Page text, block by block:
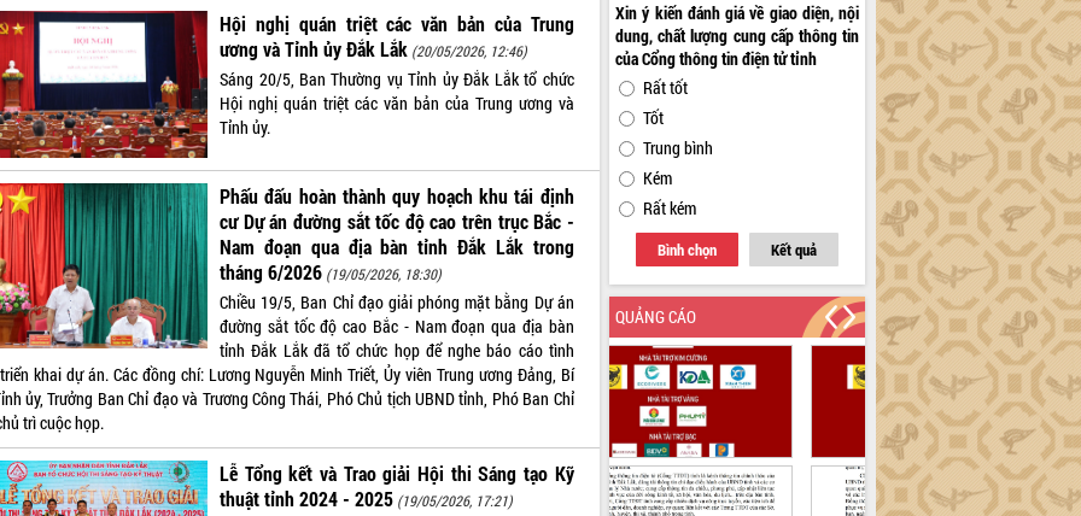
Hội nghị quán triệt các văn bản của Trung
ương và Tỉnh ủy Đắk Lắk (20/05/2026, 12:46)
Sáng 20/5, Ban Thường vụ Tỉnh ủy Đắk Lắk tổ chức
Hội nghị quán triệt các văn bản của Trung ương và
Tỉnh ủy.
Phấu đấu hoàn thành quy hoạch khu tái định
cư Dự án đường sắt tốc độ cao trên trục Bắc -
Nam đoạn qua địa bàn tỉnh Đắk Lắk trong
tháng 6/2026 (19/05/2026, 18:30)
Chiều 19/5, Ban Chỉ đạo giải phóng mặt bằng Dự án
đường sắt tốc độ cao Bắc - Nam đoạn qua địa bàn
tỉnh Đắk Lắk đã tổ chức họp để nghe báo cáo tình
khai dự án. Các đồng chí: Lương Nguyễn Minh Triết, Ủy viên Trung ương Đảng, Bí
ủy, Trưởng Ban Chỉ đạo và Trương Công Thái, Phó Chủ tịch UBND tỉnh, Phó Ban Chỉ
trì cuộc họp.
Lễ Tổng kết và Trao giải Hội thi Sáng tạo Kỹ
thuật tỉnh 2024 - 2025 (19/05/2026, 17:21)
Xin ý kiến đánh giá về giao diện, nội
dung, chất lượng cung cấp thông tin
của Cổng thông tin điện tử tỉnh
Rất tốt
Tốt
Trung bình
Kém
Rất kém
Bình chọn Kết quả
QUẢNG CÁO